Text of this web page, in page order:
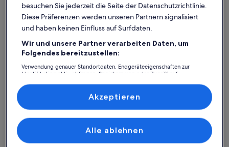
Schloss Thurnstein: Finde deine
perfekte Unterkunft
Weitere Infos zu Panorama-Apartment Meranerblick -
besuchen Sie jederzeit die Seite der Datenschutzrichtlinie.
Diese Präferenzen werden unseren Partnern signalisiert
und haben keinen Einfluss auf Surfdaten.
Wir und unsere Partner verarbeiten Daten, um
Folgendes bereitzustellen:
Verwendung genauer Standortdaten. Endgeräteeigenschaften zur
Identifikation aktiv abfragen. Speichern von oder Zugriff auf
Inhalte, Messung von Werbeleistung und der Performance von Inhalten,
Zielgruppenforschung sowie Entwicklung und Verbesserung von
Liste der Partner (Lieferanten)
Alle ablehnen
Akzeptieren